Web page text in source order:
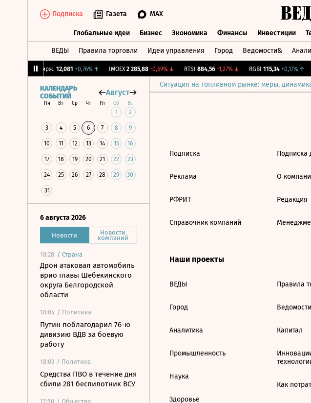
Подписка Газета MAX
Глобальные идеи Бизнес Экономика Финансы Инвестиции
ВЕДЫ Правила торговли Идеи управления Город Ведомости&
CNY Бирж. 12,081 +0,76%↑ IMOEX 2 285,88 -0,69%↓ RTSI 884,56 -1,27%↓ RGBI 115,34 +0,17%↑
Ситуация на топливном рынке: меры,
КАЛЕНДАРЬ
СОБЫТИЙ
Август
Пн Вт Ср Чт Пт Сб Вс
1 2
3 4 5 6 7 8 9
10 11 12 13 14 15 16
17 18 19 20 21 22 23
24 25 26 27 28 29 30
31
6 августа 2026
Новости Новости
компаний
18:28 / Страна
Дрон атаковал автомобиль
врио главы Шебекинского
округа Белгородской
области
18:04 / Политика
Путин поблагодарил 76-ю
дивизию ВДВ за боевую
работу
18:03 / Политика
Средства ПВО в течение дня
сбили 281 беспилотник ВСУ
17:50 / Общество
Подписка
Реклама
РФРИТ
Справочник компаний
Подписка
О
Редакция
Наши проекты
ВЕДЫ
Город
Аналитика
Промышленность
Наука
Здоровье
Правила
Капитал
Как